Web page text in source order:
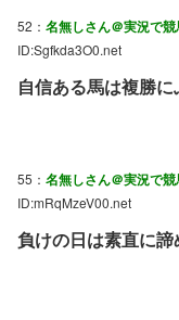
52： 名無しさん＠実況で競
ID:Sgfkda3O0.net
自信ある馬は複勝
55： 名無しさん＠実況で競
ID:mRqMzeV00.net
負けの日は素直に